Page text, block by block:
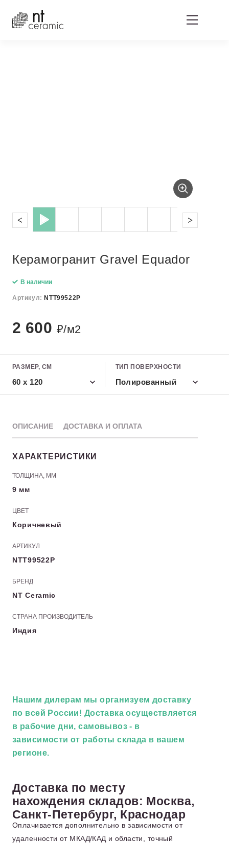
Керамогранит Gravel Equador
В наличии
Артикул: NTT99522P
2 600 ₽/м2
РАЗМЕР, СМ
60 x 120
ТИП ПОВЕРХНОСТИ
Полированный
ОПИСАНИЕ ДОСТАВКА И ОПЛАТА
ХАРАКТЕРИСТИКИ
ТОЛЩИНА, ММ
9 мм
ЦВЕТ
Коричневый
АРТИКУЛ
NTT99522P
БРЕНД
NT Ceramic
СТРАНА ПРОИЗВОДИТЕЛЬ
Индия
Нашим дилерам мы организуем доставку
по всей России! Доставка осуществляется
в рабочие дни, самовывоз - в
зависимости от работы склада в вашем
регионе.
Доставка по месту
нахождения складов: Москва,
Санкт-Петербург, Краснодар
Оплачивается дополнительно в зависимости от
удаленности от МКАД/КАД и области, точный